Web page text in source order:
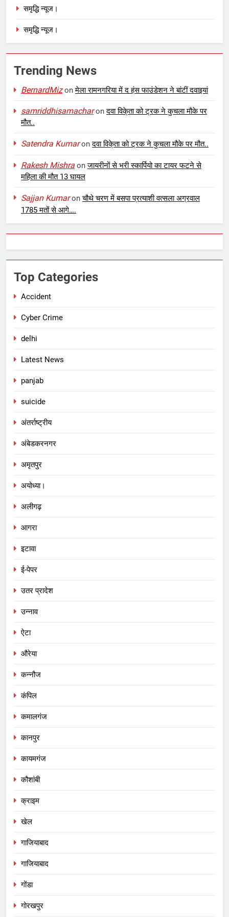
समृद्धि न्यूज।
समृद्धि न्यूज।
Trending News
BernardMizonमेला रामनगरिया में द हंस फाउंडेशन ने बांटीं दवाइयां
samriddhisamacharonदवा विके्ता को ट्रक ने कुचला मौके पर
मौत..
Satendra Kumaronदवा विके्ता को ट्रक ने कुचला मौके पर मौत..
Rakesh Mishra onजायरीनों से भरी स्कार्पियो का टायर फटने से
महिला की मौत 13 घायल
Sajjan Kumaronचौथे चरण में बसपा प्रत्याशी वत्सला अग्रवाल
1785 मतों से आगे….
Top Categories
Accident
Cyber Crime
delhi
Latest News
panjab
suicide
अंतर्राष्ट्रीय
अंबेडकरनगर
अमृतपुर
अयोध्या।
अलीगढ़
आगरा
इटावा
ई-पेपर
उतर प्रादेश
उन्नाव
ऐटा
औरेया
कन्नौज
कंपिल
कमालगंज
कानपुर
कायमगंज
कौशांबी
क्राइम
खेल
गाजियाबाद
गाजियाबाद
गोंडा
गोरखपुर